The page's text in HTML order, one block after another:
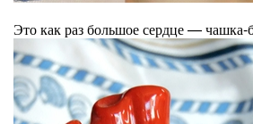
Это как раз большое сердце — чашка-